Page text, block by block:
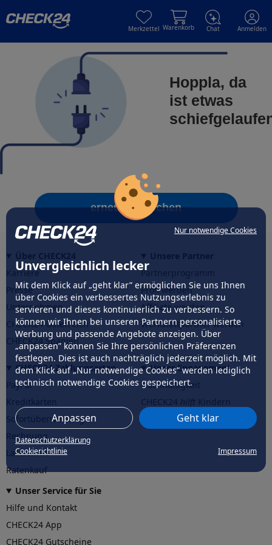
Nur notwendige Cookies
Unvergleichlich lecker
Mit dem Klick auf „geht klar” ermöglichen Sie uns Ihnen
über Cookies ein verbessertes Nutzungserlebnis zu
servieren und dieses kontinuierlich zu verbessern. So
können wir Ihnen bei unseren Partnern personalisierte
Werbung und passende Angebote anzeigen. Über
„anpassen” können Sie Ihre persönlichen Präferenzen
festlegen. Dies ist auch nachträglich jederzeit möglich. Mit
dem Klick auf „Nur notwendige Cookies” werden lediglich
technisch notwendige Cookies gespeichert.
Anpassen Geht klar
Datenschutzerklärung
Cookierichtlinie
Impressum
Merkzettel Warenkorb Chat Anmelden
Hoppla, da
ist etwas
erneut versuchen
Karriere
Presse
Unternehmen
CHECK24 Österreich
CHECK24 Spanien
Partnerprogramm
Profi werden
Affiliate werden
Werkstattpartner werden
CHECK24 Zahlungsarten
PayPal
Sofortüberweisung
Rechnung
Lastschrift
Ratenkauf
Unser Engagement
Nachhaltigkeit
CHECK24hilftder Natur
Unser Service für Sie
Hilfe und Kontakt
CHECK24 App
CHECK24 Gutscheine